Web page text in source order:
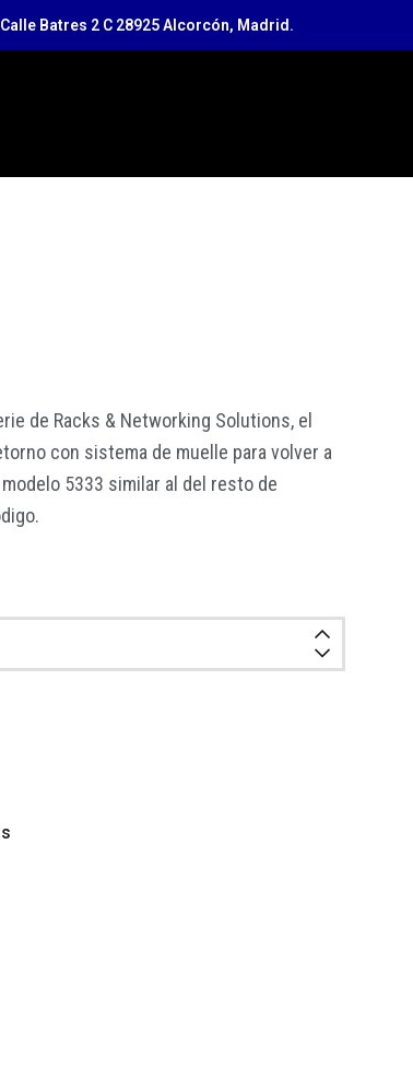
Calle Batres 2 C 28925 Alcorcón, Madrid.
de Racks & Networking Solutions, el
con sistema de muelle para volver a
5333 similar al del resto de